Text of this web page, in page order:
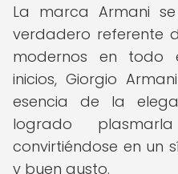
La marca Armani
verdadero referente
modernos en todo
inicios, Giorgio
esencia de la
logrado
convirtiéndose en un
y buen gusto.